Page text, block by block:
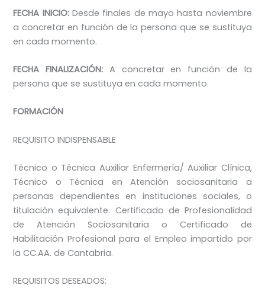
FECHA INICIO:Desde finales de mayo hasta noviembre
a concretar en función de la persona que se sustituya
en cada momento.
FECHA FINALIZACIÓN: A concretar en función de la
persona que se sustituya en cada momento.
FORMACIÓN
REQUISITO INDISPENSABLE
Técnico o Técnica Auxiliar Enfermería/ Auxiliar Clínica,
Técnico o Técnica en Atención sociosanitaria a
personas dependientes en instituciones sociales, o
titulación equivalente. Certificado de Profesionalidad
de Atención Sociosanitaria o Certificado de
Habilitación Profesional para el Empleo impartido por
la CC.AA. de Cantabria.
REQUISITOS DESEADOS: